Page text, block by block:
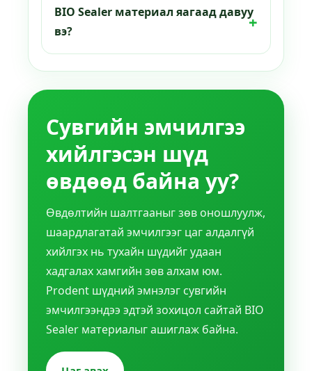
BIO Sealer материал яагаад давуу
вэ?
Сувгийн эмчилгээ
хийлгэсэн шүд
өвдөөд байна уу?
Өвдөлтийн шалтгааныг зөв оношлуулж,
шаардлагатай эмчилгээг цаг алдалгүй
хийлгэх нь тухайн шүдийг удаан
хадгалах хамгийн зөв алхам юм.
Prodent шүдний эмнэлэг сувгийн
эмчилгээндээ эдтэй зохицол сайтай BIO
Sealer материалыг ашиглаж байна.